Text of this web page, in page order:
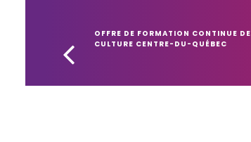
OFFRE DE FORMATION CONTINUE DE
CULTURE CENTRE-DU-QUÉBEC